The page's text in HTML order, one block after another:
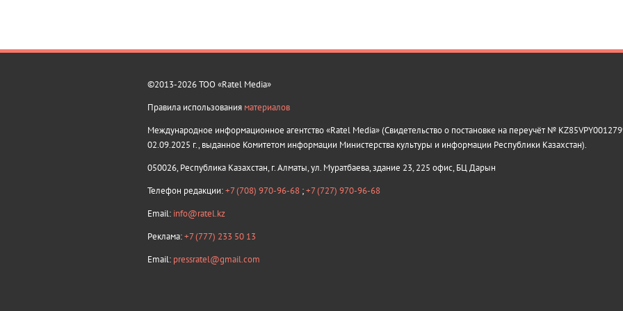
©2013-2026 ТОО «Ratel Media»
Правила использования материалов
Международное информационное агентство «Ratel Media» (Свидетельство о постановке на переучёт №
02.09.2025 г., выданное Комитетом информации Министерства культуры и информации Республики Казахстан).
050026, Республика Казахстан, г. Алматы, ул. Муратбаева, здание 23, 225 офис, БЦ Дарын
Телефон редакции:+7 (708) 970-96-68 ;+7 (727) 970-96-68
Email: info@ratel.kz
Реклама:+7 (777) 233 50 13
Email: pressratel@gmail.com